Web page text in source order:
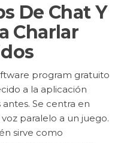
De Chat Y
Charlar
program gratuito
a la aplicación
Se centra en
paralelo a un juego.
sirve como